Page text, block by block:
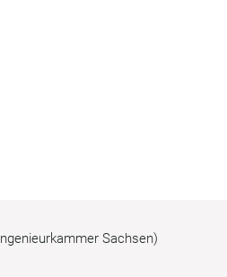
Sachsen)